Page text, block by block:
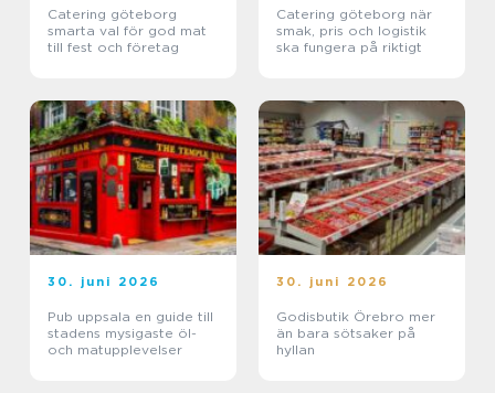
Catering göteborg
smarta val för god mat
till fest och företag
Catering göteborg när
smak, pris och logistik
ska fungera på riktigt
30. juni 2026
Pub uppsala en guide till
stadens mysigaste öl-
och matupplevelser
30. juni 2026
Godisbutik Örebro mer
än bara sötsaker på
hyllan